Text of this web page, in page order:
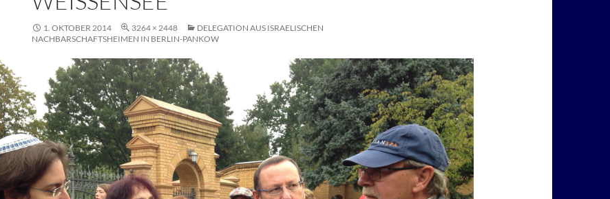
1. OKTOBER 2014 3264 × 2448
DELEGATION AUS ISRAELISCHEN
NACHBARSCHAFTSHEIMEN IN BERLIN-PANKOW